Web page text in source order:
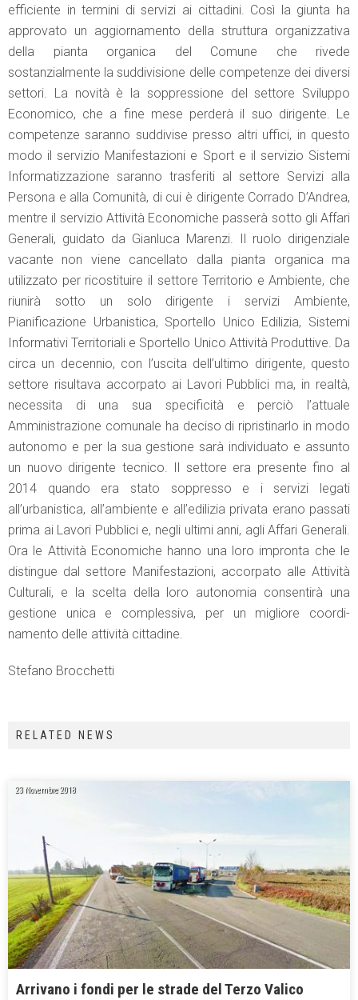
efficiente in termini di servizi ai cittadini. Così la giunta ha
approvato un aggiornamento della struttura organizzativa
della pianta organica del Comune che rivede
sostanzialmente la suddivisione delle competenze dei diversi
settori. La novità è la soppressione del settore Sviluppo
Economico, che a fine mese perderà il suo dirigente. Le
competenze saranno suddivise presso altri uffici, in questo
modo il servizio Manifestazioni e Sport e il servizio Sistemi
Informatizzazione saranno trasferiti al settore Servizi alla
Persona e alla Comunità, di cui è dirigente Corrado D’Andrea,
mentre il servizio Attività Economiche passerà sotto gli Affari
Generali, guidato da Gianluca Marenzi. Il ruolo dirigenziale
vacante non viene cancellato dalla pianta organica ma
utilizzato per ricostituire il settore Territorio e Ambiente, che
riunirà sotto un solo dirigente i servizi Ambiente,
Pianificazione Urbanistica, Sportello Unico Edilizia, Sistemi
Informativi Territoriali e Sportello Unico Attività Produttive. Da
circa un decennio, con l’uscita dell’ultimo dirigente, questo
settore risultava accorpato ai Lavori Pubblici ma, in realtà,
necessita di una sua specificità e perciò l’attuale
Amministrazione comunale ha deciso di ripristinarlo in modo
autonomo e per la sua gestione sarà individuato e assunto
un nuovo dirigente tecnico. Il settore era presente fino al
2014 quando era stato soppresso e i servizi legati
all’urbanistica, all’ambiente e all’edilizia privata erano passati
prima ai Lavori Pubblici e, negli ultimi anni, agli Affari Generali.
Ora le Attività Economiche hanno una loro impronta che le
distingue dal settore Manifestazioni, accorpato alle Attività
Culturali, e la scelta della loro autonomia consentirà una
gestione unica e complessiva, per un migliore coordi-
namento delle attività cittadine.
Stefano Brocchetti
RELATED NEWS
23 Novembre 2018
Arrivano i fondi per le strade del Terzo Valico